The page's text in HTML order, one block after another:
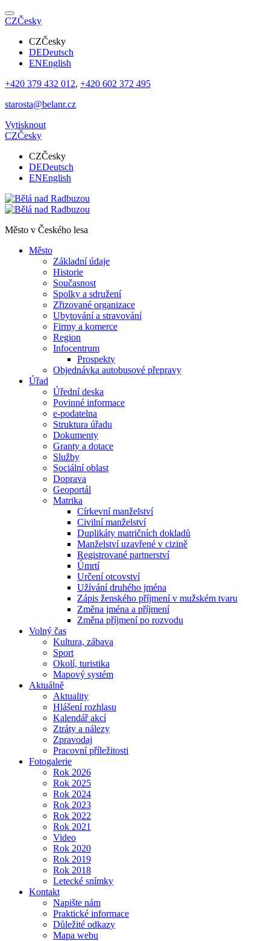
CZČesky
CZČesky
DEDeutsch
ENEnglish
+420 379 432 012, +420 602 372 495
starosta@belanr.cz
Vytisknout
CZČesky
CZČesky
DEDeutsch
ENEnglish
Město v Českého lesa
Město
Základní údaje
Historie
Současnost
Spolky a sdružení
Zřizované organizace
Ubytování a stravování
Firmy a komerce
Region
Infocentrum
Prospekty
Objednávka autobusové přepravy
Úřad
Úřední deska
Povinné informace
e-podatelna
Struktura úřadu
Dokumenty
Granty a dotace
Služby
Sociální oblast
Doprava
Geoportál
Matrika
Církevní manželství
Civilní manželství
Duplikáty matričních dokladů
Manželství uzavřené v cizině
Registrované partnerství
Úmrtí
Určení otcovství
Užívání druhého jména
Zápis ženského příjmení v mužském tvaru
Změna jména a příjmení
Změna příjmení po rozvodu
Volný čas
Kultura, zábava
Sport
Okolí, turistika
Mapový systém
Aktuálně
Aktuality
Hlášení rozhlasu
Kalendář akcí
Ztráty a nálezy
Zpravodaj
Pracovní příležitosti
Fotogalerie
Rok 2026
Rok 2025
Rok 2024
Rok 2023
Rok 2022
Rok 2021
Video
Rok 2020
Rok 2019
Rok 2018
Letecké snímky
Kontakt
Napište nám
Praktické informace
Důležité odkazy
Mapa webu